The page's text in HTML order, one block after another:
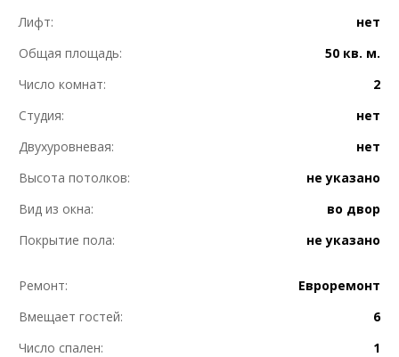
Лифт:
нет
Общая площадь:
50 кв. м.
Число комнат:
2
Студия:
нет
Двухуровневая:
нет
Высота потолков:
не указано
Вид из окна:
во двор
Покрытие пола:
не указано
Ремонт:
Евроремонт
Вмещает гостей:
6
Число спален:
1